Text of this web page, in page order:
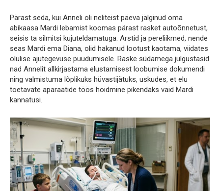
Pärast seda, kui Anneli oli neliteist päeva jälginud oma
abikaasa Mardi lebamist koomas pärast rasket autoõnnetust,
seisis ta silmitsi kujuteldamatuga. Arstid ja pereliikmed, nende
seas Mardi ema Diana, olid hakanud lootust kaotama, viidates
olulise ajutegevuse puudumisele. Raske südamega julgustasid
nad Annelit allkirjastama elustamisest loobumise dokumendi
ning valmistuma lõplikuks hüvastijätuks, uskudes, et elu
toetavate aparaatide töös hoidmine pikendaks vaid Mardi
kannatusi.